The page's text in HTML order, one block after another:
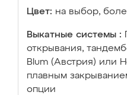
Цвет: на выбор,
Выкатные системы :
открывания,
Blum (Австрия) или
плавным
опции